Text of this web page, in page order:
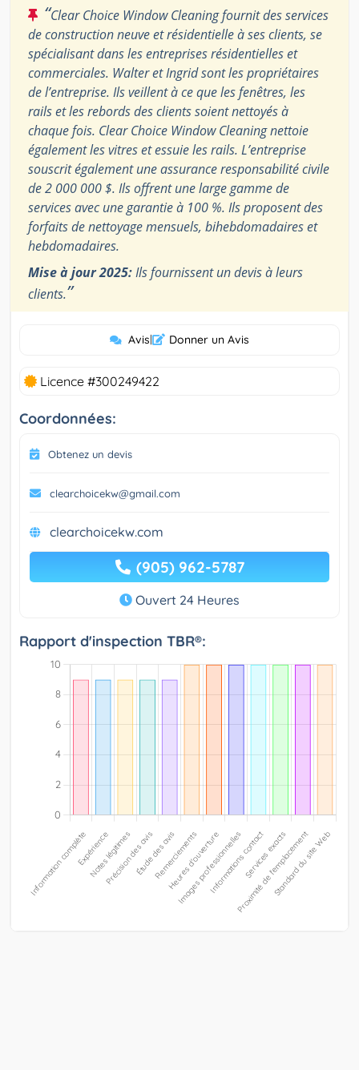
“Clear Choice Window Cleaning fournit des services
de construction neuve et résidentielle à ses clients, se
spécialisant dans les entreprises résidentielles et
commerciales. Walter et Ingrid sont les propriétaires
de l’entreprise. Ils veillent à ce que les fenêtres, les
rails et les rebords des clients soient nettoyés à
chaque fois. Clear Choice Window Cleaning nettoie
également les vitres et essuie les rails. L’entreprise
souscrit également une assurance responsabilité civile
de 2 000 000 $. Ils offrent une large gamme de
services avec une garantie à 100 %. Ils proposent des
forfaits de nettoyage mensuels, bihebdomadaires et
hebdomadaires.
Mise à jour 2025:Ils fournissent un devis à leurs
clients.”
Avis| Donner un Avis
Licence #300249422
Coordonnées:
Obtenez un devis
clearchoicekw@gmail.com
clearchoicekw.com
(905) 962-5787
Ouvert 24 Heures
Rapport d'inspection TBR®: